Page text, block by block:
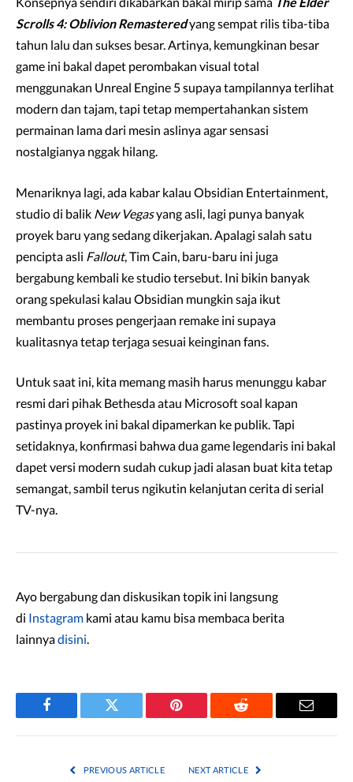
Scrolls 4: Oblivion Remasteredyang sempat rilis tiba-tiba
tahun lalu dan sukses besar. Artinya, kemungkinan besar
game ini bakal dapet perombakan visual total
menggunakan Unreal Engine 5 supaya tampilannya terlihat
modern dan tajam, tapi tetap mempertahankan sistem
permainan lama dari mesin aslinya agar sensasi
nostalgianya nggak hilang.
Menariknya lagi, ada kabar kalau Obsidian Entertainment,
studio di balik New Vegasyang asli, lagi punya banyak
proyek baru yang sedang dikerjakan. Apalagi salah satu
pencipta asli Fallout, Tim Cain, baru-baru ini juga
bergabung kembali ke studio tersebut. Ini bikin banyak
orang spekulasi kalau Obsidian mungkin saja ikut
membantu proses pengerjaan remake ini supaya
kualitasnya tetap terjaga sesuai keinginan fans.
Untuk saat ini, kita memang masih harus menunggu kabar
resmi dari pihak Bethesda atau Microsoft soal kapan
pastinya proyek ini bakal dipamerkan ke publik. Tapi
setidaknya, konfirmasi bahwa dua game legendaris ini bakal
dapet versi modern sudah cukup jadi alasan buat kita tetap
semangat, sambil terus ngikutin kelanjutan cerita di serial
TV-nya.
Ayo bergabung dan diskusikan topik ini langsung
di Instagram kami atau kamu bisa membaca berita
lainnyadisini.
Facebook Twitter Pinterest Reddit Email
PREVIOUS ARTICLE NEXT ARTICLE